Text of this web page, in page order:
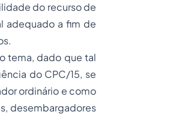
do recurso de
adequado a fim de
tema, dado que tal
do CPC/15, se
ordinário e como
desembargadores